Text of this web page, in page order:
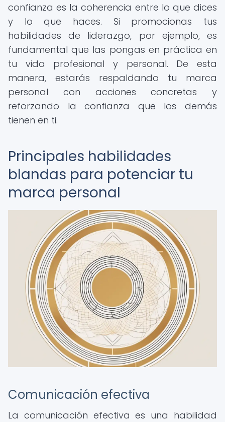
confianza es la coherencia entre lo que dices
y lo que haces. Si promocionas tus
habilidades de liderazgo, por ejemplo, es
fundamental que las pongas en práctica en
tu vida profesional y personal. De esta
manera, estarás respaldando tu marca
personal con acciones concretas y
reforzando la confianza que los demás
tienen en ti.
Principales habilidades
blandas para potenciar tu
marca personal
Comunicación efectiva
La comunicación efectiva es una habilidad